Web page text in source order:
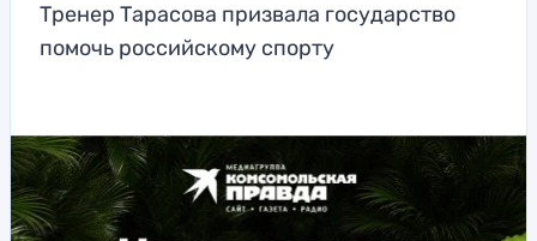
Тренер Тарасова призвала государство
помочь российскому спорту